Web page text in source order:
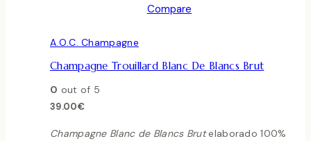
Compare
A.O.C. Champagne
Champagne Trouillard Blanc De Blancs Brut
0 out of 5
39.00€
Champagne Blanc de Blancs Brutelaborado 100%